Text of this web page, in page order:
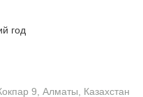
год
9, Алматы, Казахстан